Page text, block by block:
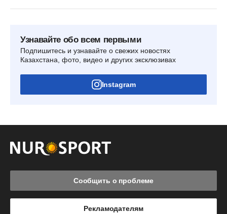
Узнавайте обо всем первыми
Подпишитесь и узнавайте о свежих новостях
Казахстана, фото, видео и других эксклюзивах
Instagram
Сообщить о проблеме
Рекламодателям